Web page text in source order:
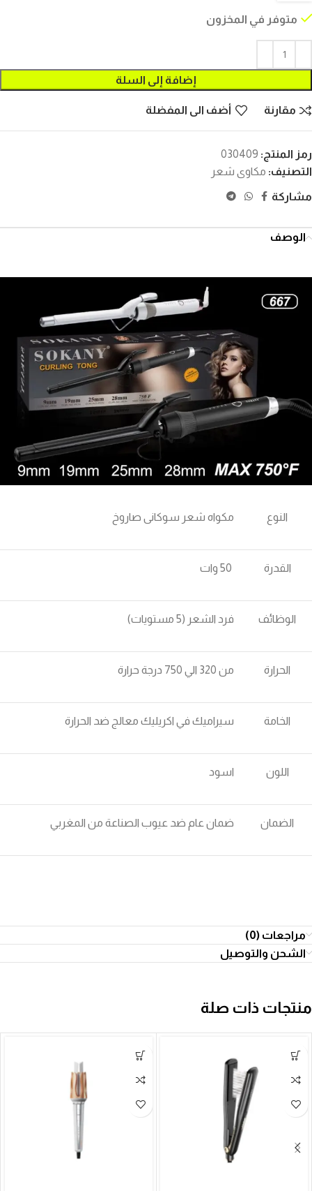
متوفر في المخزون
إضافة إلى السلة
مقارنة أضف الى المفضلة
رمز المنتج: 030409
التصنيف: مكاوى شعر
مشاركة
الوصف
النوع مكواه شعر سوكانى صاروخ
القدرة
الوظائف فرد الشعر (5 مستويات)
الحرارة من 320 الي 750 درجة حرارة
الخامة سيراميك في اكريليك معالج ضد الحرارة
اللون اسود
الضمان ضمان عام ضد عيوب الصناعة من المغربي
مراجعات (0)
الشحن والتوصيل
منتجات ذات صلة